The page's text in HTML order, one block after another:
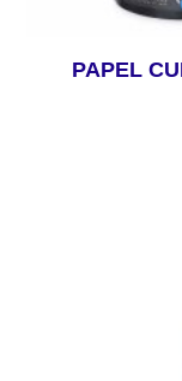
PAPEL